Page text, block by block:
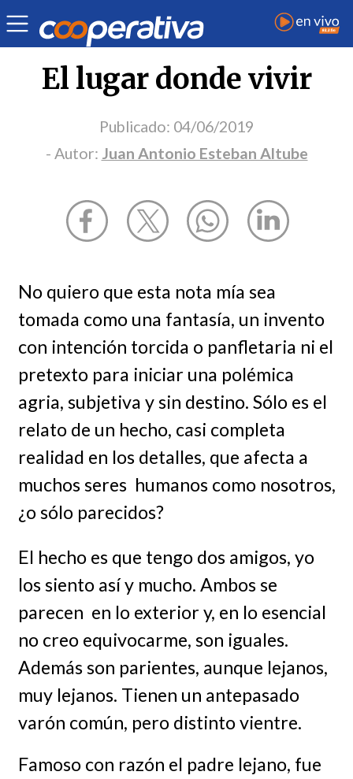
Opinión | Derechos humanos | Juan Antonio Esteban Altube
El lugar donde vivir
Publicado: 04/06/2019
- Autor: Juan Antonio Esteban Altube
No quiero que esta nota mía sea
tomada como una fantasía, un invento
con intención torcida o panfletaria ni el
pretexto para iniciar una polémica
agria, subjetiva y sin destino. Sólo es el
relato de un hecho, casi completa
realidad en los detalles, que afecta a
muchos seres humanos como nosotros,
¿o sólo parecidos?
El hecho es que tengo dos amigos, yo
los siento así y mucho. Ambos se
parecen en lo exterior y, en lo esencial
no creo equivocarme, son iguales.
Además son parientes, aunque lejanos,
muy lejanos. Tienen un antepasado
varón común, pero distinto vientre.
Famoso con razón el padre lejano, fue